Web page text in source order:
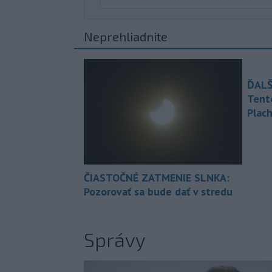
Neprehliadnite
ČIASTOČNÉ ZATMENIE SLNKA:
Pozorovať sa bude dať v stredu
Správy